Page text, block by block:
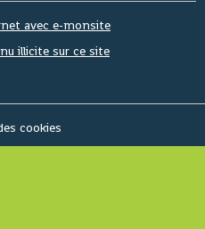
avec e-monsite
illicite sur ce site
cookies